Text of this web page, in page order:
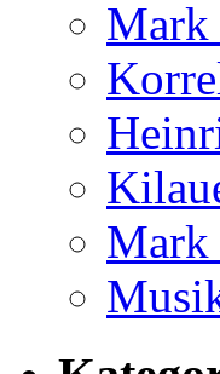
Mark
Mark